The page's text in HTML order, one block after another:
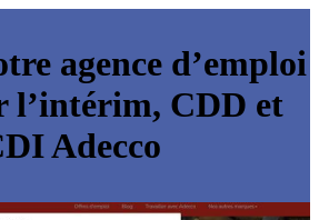
agence d’emploi
l’intérim, CDD et
Adecco